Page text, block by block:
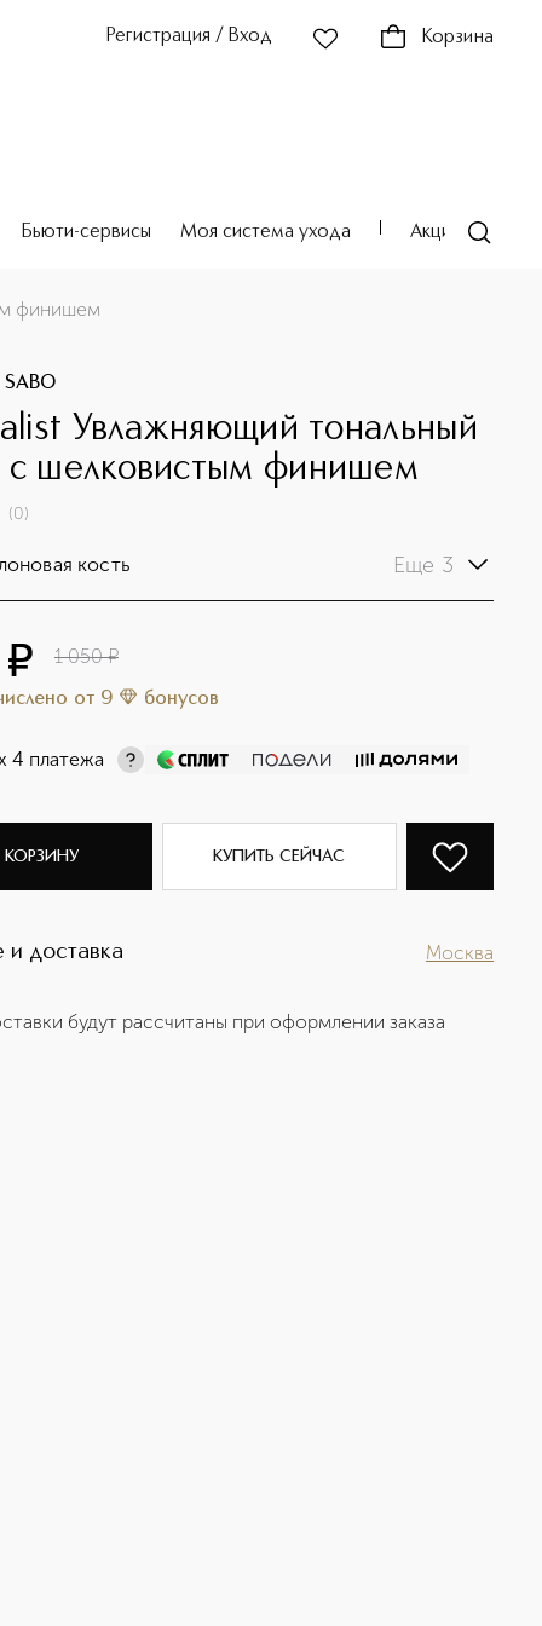
Регистрация / Вход Корзина
Бьюти-сервисы Моя система ухода Акции
финишем
SABO
Увлажняющий тональный
с шелковистым финишем
(0)
кость Еще 3
¤ 1 050 ¤
от 9 бонусов
4 платежа
КОРЗИНУ КУПИТЬ СЕЙЧАС
и доставка Москва
будут рассчитаны при оформлении заказа